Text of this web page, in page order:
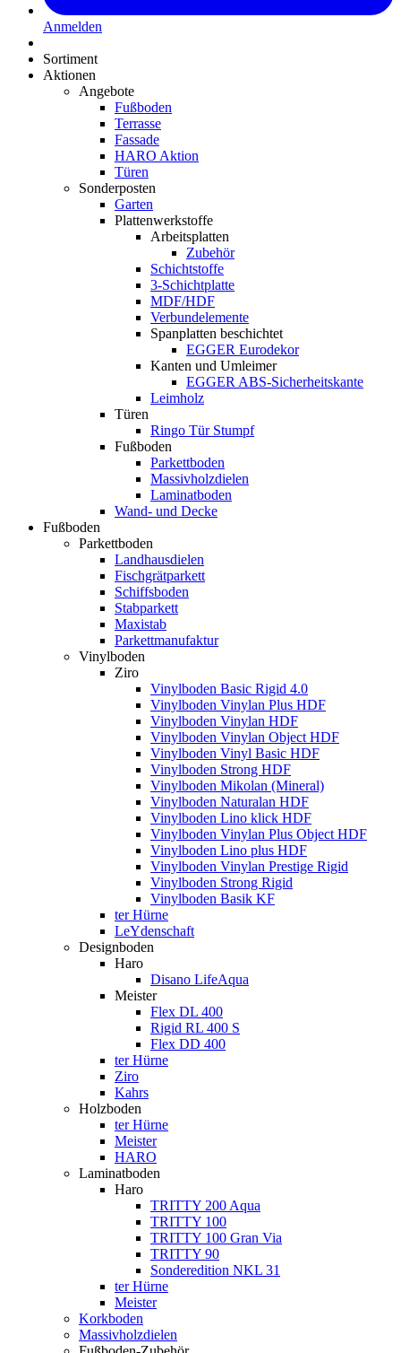
Anmelden
Sortiment
Aktionen
Angebote
Fußboden
Terrasse
Fassade
HARO Aktion
Türen
Sonderposten
Garten
Plattenwerkstoffe
Arbeitsplatten
Zubehör
Schichtstoffe
3-Schichtplatte
MDF/HDF
Verbundelemente
Spanplatten beschichtet
EGGER Eurodekor
Kanten und Umleimer
EGGER ABS-Sicherheitskante
Leimholz
Türen
Ringo Tür Stumpf
Fußboden
Parkettboden
Massivholzdielen
Laminatboden
Wand- und Decke
Fußboden
Parkettboden
Landhausdielen
Fischgrätparkett
Schiffsboden
Stabparkett
Maxistab
Parkettmanufaktur
Vinylboden
Ziro
Vinylboden Basic Rigid 4.0
Vinylboden Vinylan Plus HDF
Vinylboden Vinylan HDF
Vinylboden Vinylan Object HDF
Vinylboden Vinyl Basic HDF
Vinylboden Strong HDF
Vinylboden Mikolan (Mineral)
Vinylboden Naturalan HDF
Vinylboden Lino klick HDF
Vinylboden Vinylan Plus Object HDF
Vinylboden Lino plus HDF
Vinylboden Vinylan Prestige Rigid
Vinylboden Strong Rigid
Vinylboden Basik KF
ter Hürne
LeYdenschaft
Designboden
Haro
Disano LifeAqua
Meister
Flex DL 400
Rigid RL 400 S
Flex DD 400
ter Hürne
Ziro
Kahrs
Holzboden
ter Hürne
Meister
HARO
Laminatboden
Haro
TRITTY 200 Aqua
TRITTY 100
TRITTY 100 Gran Via
TRITTY 90
Sonderedition NKL 31
ter Hürne
Meister
Korkboden
Massivholzdielen